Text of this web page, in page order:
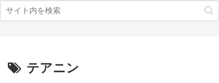
テアニン